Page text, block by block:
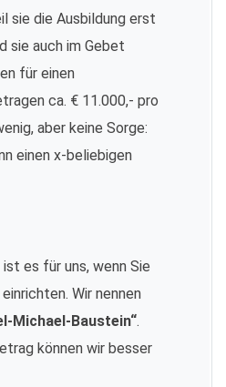
sie die Ausbildung erst
sie auch im Gebet
für einen
ca. € 11.000,- pro
aber keine Sorge:
einen x-beliebigen
es für uns, wenn Sie
Wir nennen
Michael-Baustein“.
können wir besser